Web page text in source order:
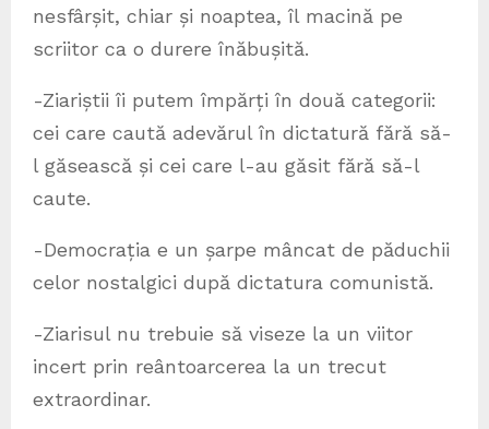
nesfârșit, chiar și noaptea, îl macină pe
scriitor ca o durere înăbușită.
-Ziariștii îi putem împărți în două categorii:
cei care caută adevărul în dictatură fără să-
l găsească și cei care l-au găsit fără să-l
caute.
-Democrația e un șarpe mâncat de păduchii
celor nostalgici după dictatura comunistă.
-Ziarisul nu trebuie să viseze la un viitor
incert prin reântoarcerea la un trecut
extraordinar.